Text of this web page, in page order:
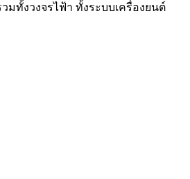
ทั้งวงจรไฟ้า ทั้งระบบเครื่องยนต์